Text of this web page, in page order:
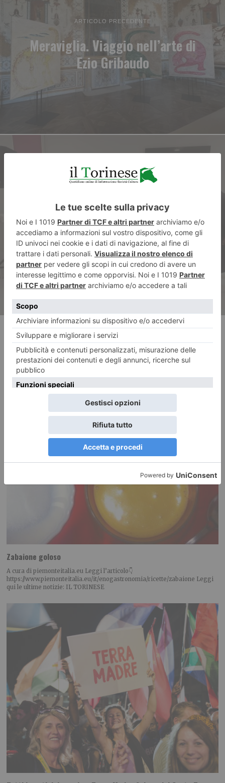
ARTICOLO PRECEDENTE
Meraviglia. Viaggio nell’arte di
Ezio Gribaudo
“1976: il Cuore Granata”, la
festa, la memoria collettiva di
un popolo e di una città
RECENTI:
Zabaione goloso
A cura di piemonteitalia.eu Leggi l’articolo👇
https://www.piemonteitalia.eu/it/enogastronomia/ricette/zabaione Leggi
qui le ultime notizie: IL TORINESE